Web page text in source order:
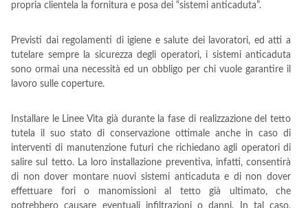
propria clientela la fornitura e posa dei “sistemi anticaduta”.
Previsti dai regolamenti di igiene e salute dei lavoratori, ed atti a
tutelare sempre la sicurezza degli operatori, i sistemi anticaduta
sono ormai una necessità ed un obbligo per chi vuole garantire il
lavoro sulle coperture.
Installare le Linee Vita già durante la fase di realizzazione del tetto
tutela il suo stato di conservazione ottimale anche in caso di
interventi di manutenzione futuri che richiedano agli operatori di
salire sul tetto. La loro installazione preventiva, infatti, consentirà
di non dover montare nuovi sistemi anticaduta e di non dover
effettuare fori o manomissioni al tetto già ultimato, che
potrebbero causare eventuali infiltrazioni o danni. In tal caso,